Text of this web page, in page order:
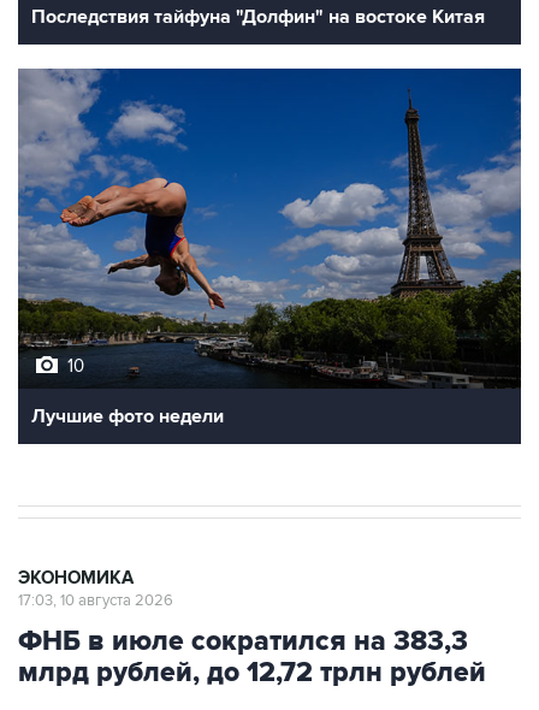
Последствия тайфуна "Долфин" на востоке Китая
10
Лучшие фото недели
ЭКОНОМИКА
17:03, 10 августа 2026
ФНБ в июле сократился на 383,3
млрд рублей, до 12,72 трлн рублей